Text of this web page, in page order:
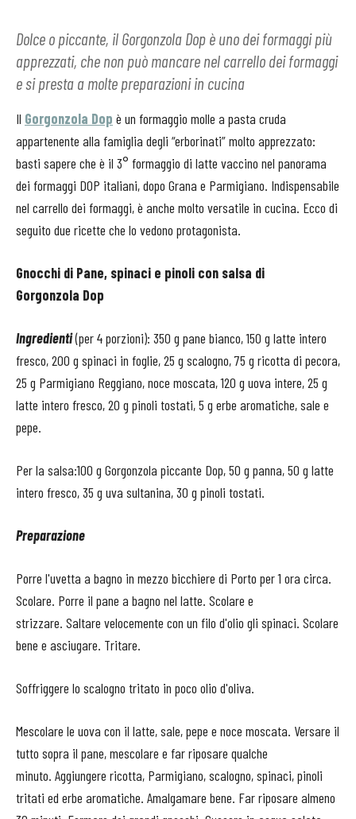
Dolce o piccante, il Gorgonzola Dop è uno dei formaggi più
apprezzati, che non può mancare nel carrello dei formaggi
e si presta a molte preparazioni in cucina
Il Gorgonzola Dop è un formaggio molle a pasta cruda
appartenente alla famiglia degli “erborinati” molto apprezzato:
basti sapere che è il 3° formaggio di latte vaccino nel panorama
dei formaggi DOP italiani, dopo Grana e Parmigiano. Indispensabile
nel carrello dei formaggi, è anche molto versatile in cucina. Ecco di
seguito due ricette che lo vedono protagonista.
Gnocchi di Pane, spinaci e pinoli con salsa di
Gorgonzola Dop
Ingredienti(per 4 porzioni): 350 g pane bianco, 150 g latte intero
fresco, 200 g spinaci in foglie, 25 g scalogno, 75 g ricotta di pecora,
25 g Parmigiano Reggiano, noce moscata, 120 g uova intere, 25 g
latte intero fresco, 20 g pinoli tostati, 5 g erbe aromatiche, sale e
pepe.
Per la salsa:100 g Gorgonzola piccante Dop, 50 g panna, 50 g latte
intero fresco, 35 g uva sultanina, 30 g pinoli tostati.
Preparazione
Porre l'uvetta a bagno in mezzo bicchiere di Porto per 1 ora circa.
Scolare. Porre il pane a bagno nel latte. Scolare e
strizzare. Saltare velocemente con un filo d'olio gli spinaci. Scolare
bene e asciugare. Tritare.
Soffriggere lo scalogno tritato in poco olio d'oliva.
Mescolare le uova con il latte, sale, pepe e noce moscata. Versare il
tutto sopra il pane, mescolare e far riposare qualche
minuto. Aggiungere ricotta, Parmigiano, scalogno, spinaci, pinoli
tritati ed erbe aromatiche. Amalgamare bene. Far riposare almeno